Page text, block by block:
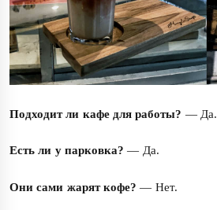
Подходит ли кафе для работы? — Да.
Есть ли у парковка? — Да.
Они сами жарят кофе? — Нет.